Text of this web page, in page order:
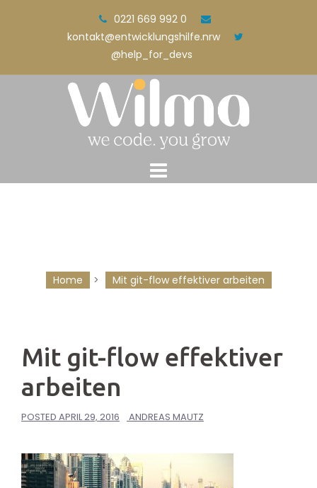
0221 669 992 0
kontakt@entwicklungshilfe.nrw
@help_for_devs
Home > Mit git-flow effektiver arbeiten
Mit git-flow effektiver
arbeiten
POSTED APRIL 29, 2016 ANDREAS MAUTZ